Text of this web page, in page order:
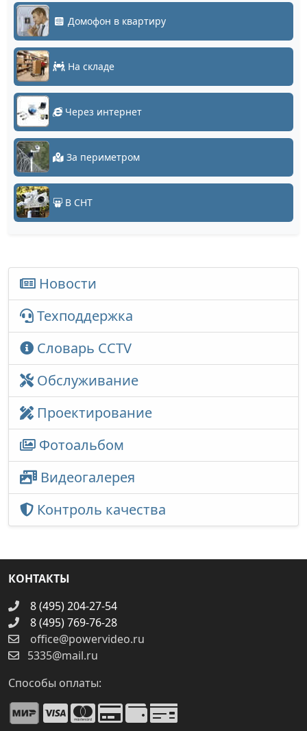
Домофон в квартиру
На складе
Через интернет
За периметром
В СНТ
Новости
Техподдержка
Словарь CCTV
Обслуживание
Проектирование
Фотоальбом
Видеогалерея
Контроль качества
КОНТАКТЫ
8 (495) 204-27-54
8 (495) 769-76-28
office@powervideo.ru
5335@mail.ru
Способы оплаты: